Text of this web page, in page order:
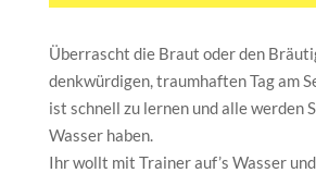
Überrascht die Braut oder den
denkwürdigen, traumhaften Tag am
ist schnell zu lernen und alle werden
Wasser haben.
Ihr wollt mit Trainer auf’s Wasser